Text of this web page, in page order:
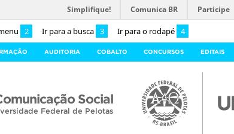
2 Ir para a busca 3 Ir para o rodapé 4
Simplifique! Comunica BR Participe
AUDITORIA COBALTO CONCURSOS EDITAIS
Social
Federal de Pelotas